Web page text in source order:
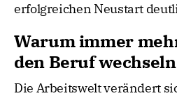
erfolgreichen Neustart
Warum immer
den Beruf wechseln
Die Arbeitswelt verändert